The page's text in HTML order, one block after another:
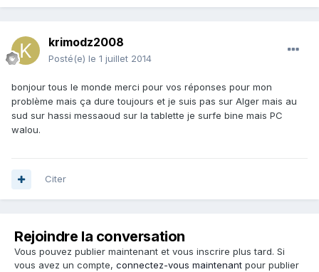
krimodz2008
Posté(e) le 1 juillet 2014
bonjour tous le monde merci pour vos réponses pour mon
problème mais ça dure toujours et je suis pas sur Alger mais au
sud sur hassi messaoud sur la tablette je surfe bine mais PC
walou.
Citer
Rejoindre la conversation
Vous pouvez publier maintenant et vous inscrire plus tard. Si
vous avez un compte, connectez-vous maintenant pour publier